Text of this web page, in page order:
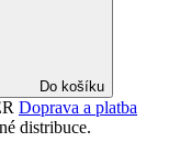
Do košíku
Doprava a platba
distribuce.